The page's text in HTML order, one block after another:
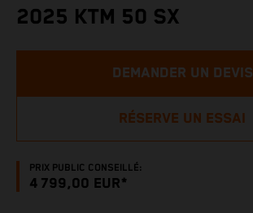
2025 KTM 50 SX
PRIX PUBLIC CONSEILLÉ:
4 799,00 EUR*
DEMANDER UN DEVIS
RÉSERVE UN ESSAI